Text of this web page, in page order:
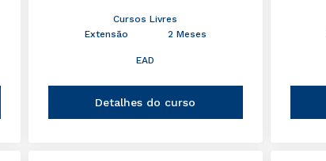
Cursos Livres
Extensão
2 Meses
EAD
Detalhes do curso